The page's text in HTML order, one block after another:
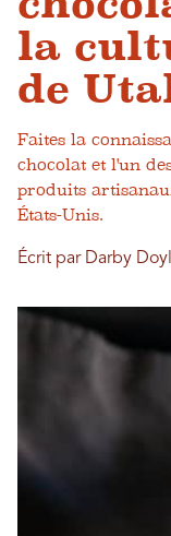
la
de
Faites la
chocolat et l'un
produits
États-Unis.
Écrit par Darby